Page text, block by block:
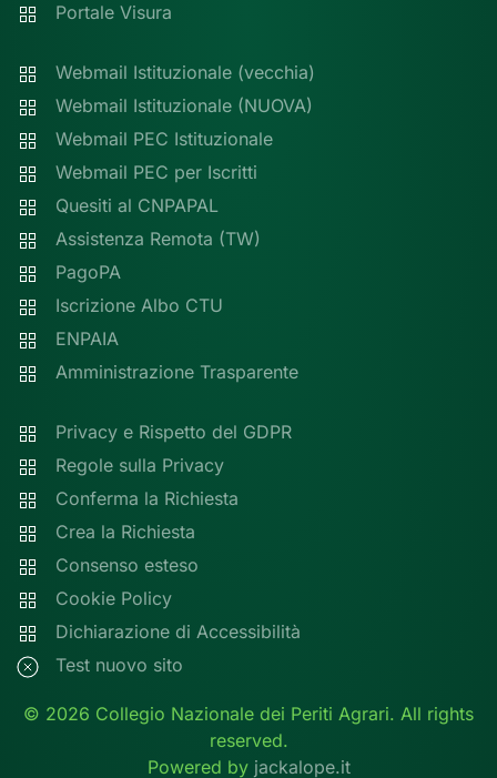
Portale Visura
Webmail Istituzionale (vecchia)
Webmail Istituzionale (NUOVA)
Webmail PEC Istituzionale
Webmail PEC per Iscritti
Quesiti al CNPAPAL
Assistenza Remota (TW)
PagoPA
Iscrizione Albo CTU
ENPAIA
Amministrazione Trasparente
Privacy e Rispetto del GDPR
Regole sulla Privacy
Conferma la Richiesta
Crea la Richiesta
Consenso esteso
Cookie Policy
Dichiarazione di Accessibilità
Test nuovo sito
© 2026 Collegio Nazionale dei Periti Agrari. All rights
reserved.
Powered by jackalope.it